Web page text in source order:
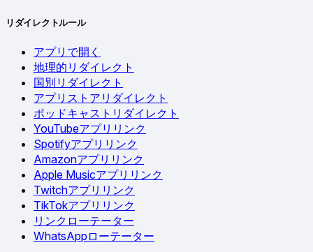
リダイレクトルール
アプリで開く
地理的リダイレクト
国別リダイレクト
アプリストアリダイレクト
ポッドキャストリダイレクト
YouTubeアプリリンク
Spotifyアプリリンク
Amazonアプリリンク
Apple Musicアプリリンク
Twitchアプリリンク
TikTokアプリリンク
リンクローテーター
WhatsAppローテーター